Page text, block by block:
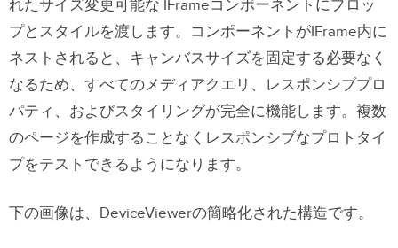
れたサイズ変更可能な IFrameコンポーネントにプロッ
プとスタイルを渡します。コンポーネントがIFrame内に
ネストされると、キャンバスサイズを固定する必要なく
なるため、すべてのメディアクエリ、レスポンシブプロ
パティ、およびスタイリングが完全に機能します。複数
のページを作成することなくレスポンシブなプロトタイ
プをテストできるようになります。
下の画像は、DeviceViewerの簡略化された構造です。